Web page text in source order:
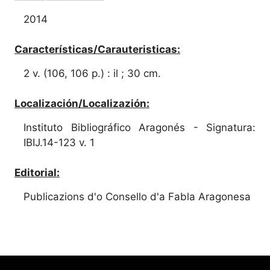
2014
Características/Carauteristicas:
2 v. (106, 106 p.) : il ; 30 cm.
Localización/Localizazión:
Instituto Bibliográfico Aragonés - Signatura:
IBIJ.14-123 v. 1
Editorial:
Publicazions d'o Consello d'a Fabla Aragonesa